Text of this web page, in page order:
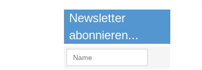
Newsletter
abonnieren...